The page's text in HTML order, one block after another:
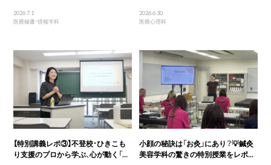
2026.7.1
医療秘書・情報学科
2026.6.30
医療心理科
【特別講義レポ③】不登校・ひきこも
り支援のプロから学ぶ、心が動く「...
小顔の秘訣は「お灸」にあり？💡鍼灸
美容学科の驚きの特別授業をレポ...